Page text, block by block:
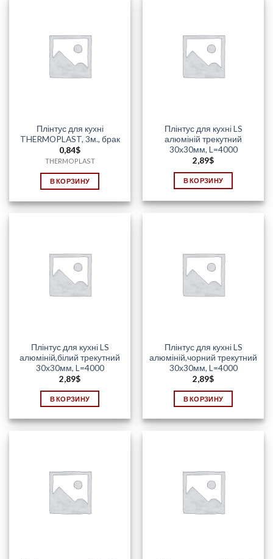
Плінтус для кухні
THERMOPLAST, 3м., брак
0,84$
THERMOPLAST
В КОРЗИНУ
Плінтус для кухні LS
алюміній трекутний
30х30мм, L=4000
2,89$
В КОРЗИНУ
Плінтус для кухні LS
алюміній,білий трекутний
30х30мм, L=4000
2,89$
В КОРЗИНУ
Плінтус для кухні LS
алюміній,чорний трекутний
30х30мм, L=4000
2,89$
В КОРЗИНУ